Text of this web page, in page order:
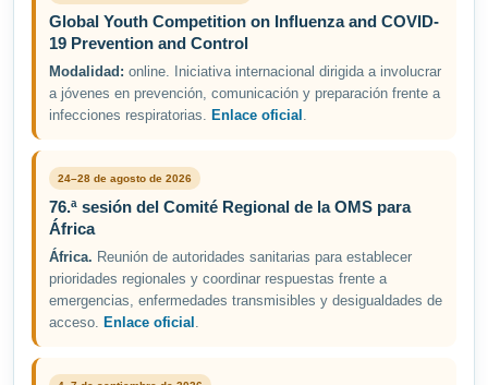
Global Youth Competition on Influenza and COVID-
19 Prevention and Control
Modalidad: online. Iniciativa internacional dirigida a involucrar
a jóvenes en prevención, comunicación y preparación frente a
infecciones respiratorias. Enlace oficial .
24–28 de agosto de 2026
76.ª sesión del Comité Regional de la OMS para
África
África. Reunión de autoridades sanitarias para establecer
prioridades regionales y coordinar respuestas frente a
emergencias, enfermedades transmisibles y desigualdades de
acceso. Enlace oficial .